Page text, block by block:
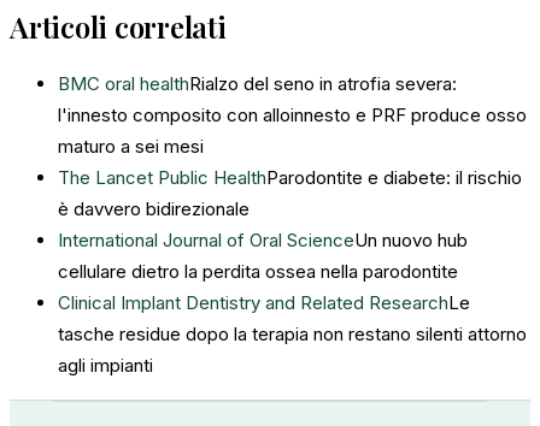
Articoli correlati
BMC oral healthRialzo del seno in atrofia severa:
l'innesto composito con alloinnesto e PRF produce osso
maturo a sei mesi
The Lancet Public HealthParodontite e diabete: il rischio
è davvero bidirezionale
International Journal of Oral ScienceUn nuovo hub
cellulare dietro la perdita ossea nella parodontite
Clinical Implant Dentistry and Related ResearchLe
tasche residue dopo la terapia non restano silenti attorno
agli impianti